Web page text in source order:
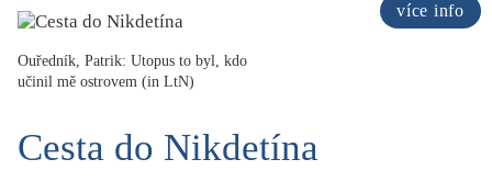
více info
SPISOVATELÉ
PŘEHLED
Ouředník, Patrik: Utopus to byl, kdo
učinil mě ostrovem (in LtN)
Cesta do Nikdetína